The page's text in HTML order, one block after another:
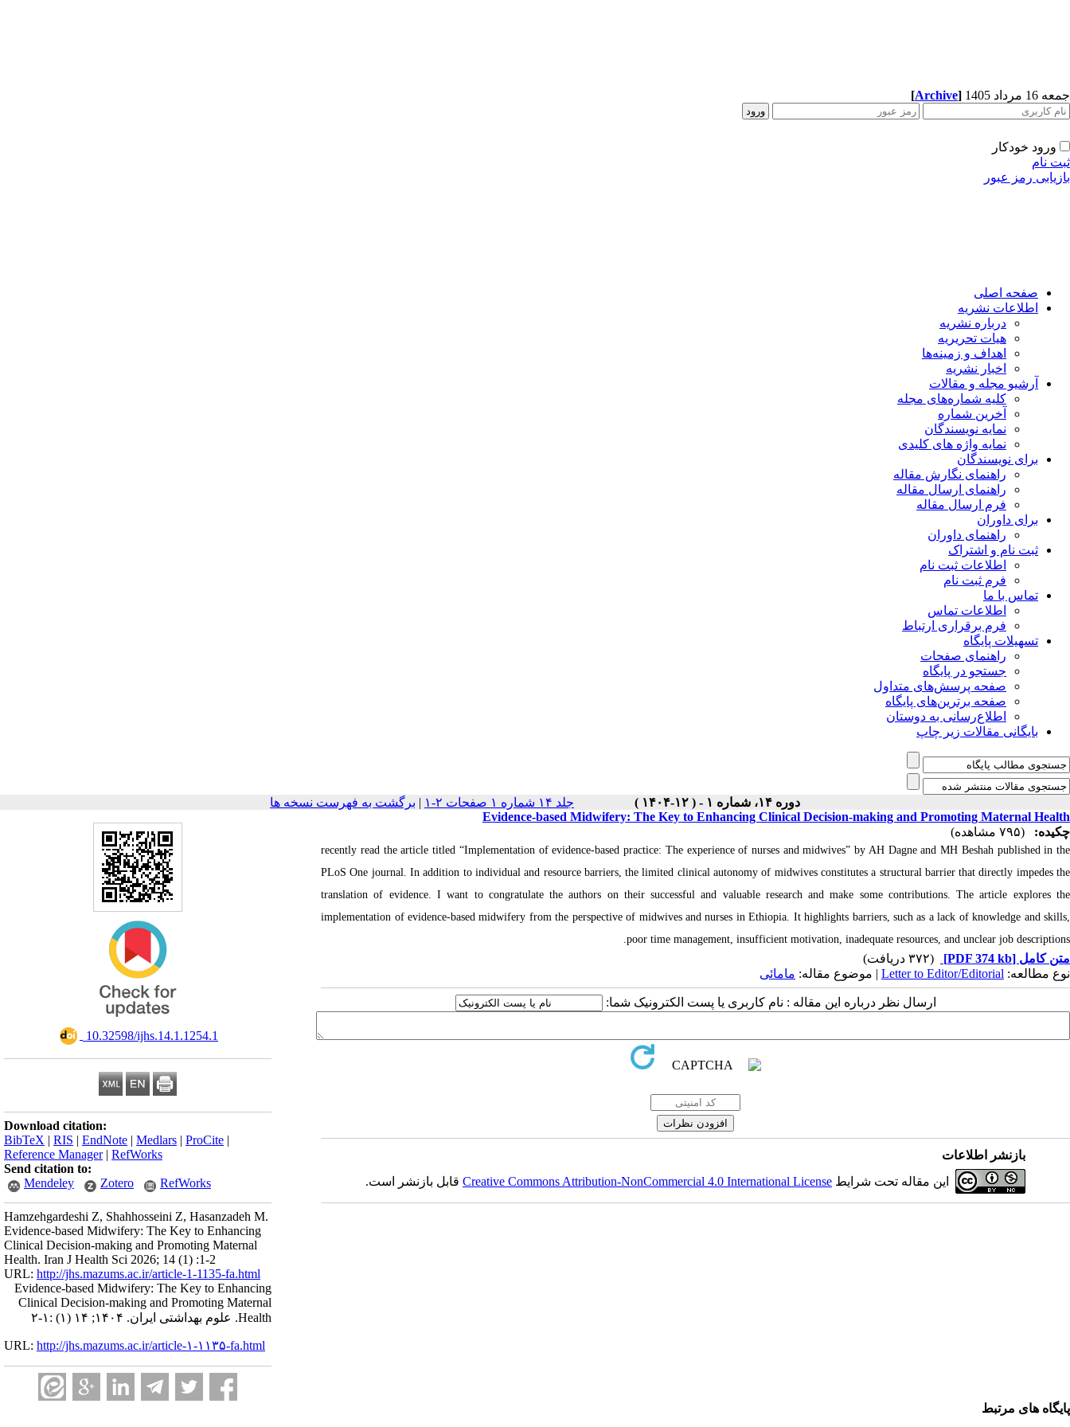
جمعه 16 مرداد 1405 [Archive]
ورود خودکار
ثبت نام
بازیابی رمز عبور
صفحه اصلی
اطلاعات نشریه
درباره نشریه
هیات تحریریه
اهداف و زمینه‌ها
اخبار نشریه
آرشیو مجله و مقالات
کلیه شماره‌های مجله
آخرین شماره
نمایه نویسندگان
نمایه واژه های کلیدی
برای نویسندگان
راهنمای نگارش مقاله
راهنمای ارسال مقاله
فرم ارسال مقاله
برای داوران
راهنمای داوران
ثبت نام و اشتراک
اطلاعات ثبت نام
فرم ثبت نام
تماس با ما
اطلاعات تماس
فرم برقراری ارتباط
تسهیلات پایگاه
راهنمای صفحات
جستجو در پایگاه
صفحه پرسش‌های متداول
صفحه برترین‌های پایگاه
اطلاع‌رسانی به دوستان
بایگانی مقالات زیر چاپ
دوره ۱۴، شماره ۱ - ( ۱۲-۱۴۰۴ ) جلد ۱۴ شماره ۱ صفحات ۲-۱ | برگشت به فهرست نسخه ها
‎ 10.32598/ijhs.14.1.1254.1
Download citation:
BibTeX | RIS | EndNote | Medlars | ProCite |
Reference Manager| RefWorks
Send citation to:
Mendeley
Zotero RefWorks
Hamzehgardeshi Z, Shahhosseini Z, Hasanzadeh M.
Evidence-based Midwifery: The Key to Enhancing
Clinical Decision-making and Promoting Maternal
Health. Iran J Health Sci 2026; 14 (1) :1-2
URL: http://jhs.mazums.ac.ir/article-1-1135-fa.html
Evidence-based Midwifery: The Key to Enhancing
Clinical Decision-making and Promoting Maternal
Health. علوم بهداشتی ایران. ۱۴۰۴; ۱۴ (۱) :۱-۲
URL: http://jhs.mazums.ac.ir/article-۱-۱۱۳۵-fa.html
Evidence-based Midwifery: The Key to Enhancing Clinical Decision-making and Promoting Maternal Health
چکیده:
(۷۹۵ مشاهده)
recently read the article titled “Implementation of evidence-based practice: The experience of nurses and midwives” by AH Dagne and MH Beshah published in the
PLoS One journal. In addition to individual and resource barriers, the limited clinical autonomy of midwives constitutes a structural barrier that directly impedes the
translation of evidence. I want to congratulate the authors on their successful and valuable research and make some contributions. The article explores the
implementation of evidence-based midwifery from the perspective of midwives and nurses in Ethiopia. It highlights barriers, such as a lack of knowledge and skills,
poor time management, insufficient motivation, inadequate resources, and unclear job descriptions.
متن کامل [PDF 374 kb]
(۳۷۲ دریافت)
نوع مطالعه: Letter to Editor/Editorial | موضوع مقاله: مامائی
ارسال نظر درباره این مقاله : نام کاربری یا پست الکترونیک شما:
بازنشر اطلاعات
این مقاله تحت شرایط Creative Commons Attribution-NonCommercial 4.0 International Licenseقابل بازنشر است.
پایگاه های مرتبط